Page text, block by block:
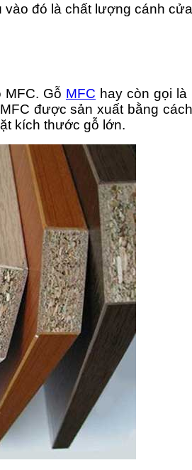
đó là chất lượng cánh
Gỗ MFC hay còn gọi
được sản xuất bằng
kích thước gỗ lớn.